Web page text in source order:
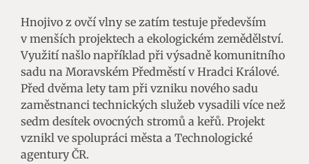
Hnojivo z ovčí vlny se zatím testuje především
v menších projektech a ekologickém zemědělství.
Využití našlo například při výsadně komunitního
sadu na Moravském Předměstí v Hradci Králové.
Před dvěma lety tam při vzniku nového sadu
zaměstnanci technických služeb vysadili více než
sedm desítek ovocných stromů a keřů. Projekt
vznikl ve spolupráci města a Technologické
agentury ČR.